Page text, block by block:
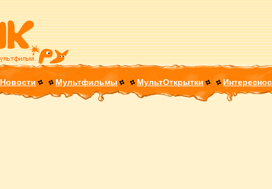
Новости Мультфильмы МультОткрытки